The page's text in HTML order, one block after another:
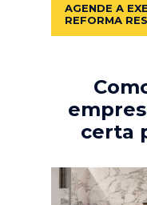
AGENDE A
REFORMA
certa